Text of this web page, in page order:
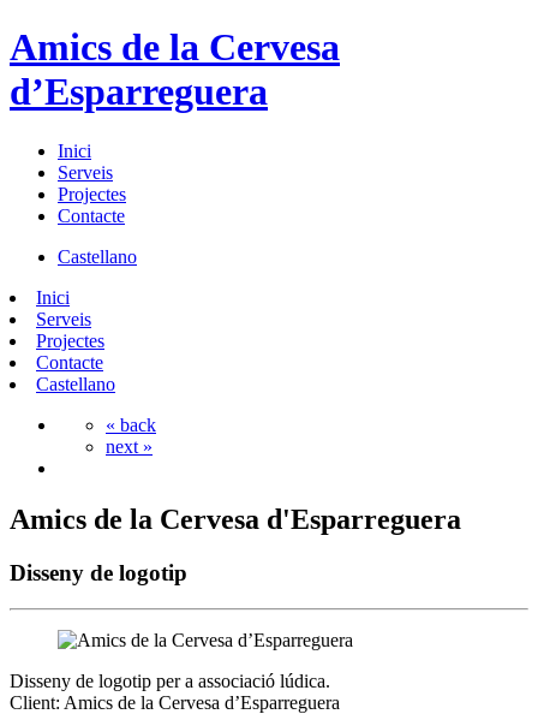
Amics de la Cervesa
d’Esparreguera
Inici
Serveis
Projectes
Contacte
Castellano
Inici
Serveis
Projectes
Contacte
Castellano
« back
next »
Amics de la Cervesa d'Esparreguera
Disseny de logotip
Disseny de logotip per a associació lúdica.
Client: Amics de la Cervesa d’Esparreguera